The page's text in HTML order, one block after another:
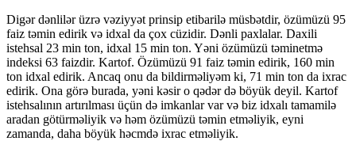
Digər dənlilər üzrə vəziyyət prinsip etibarilə müsbətdir, özümüzü 95
faiz təmin edirik və idxal da çox cüzidir. Dənli paxlalar. Daxili
istehsal 23 min ton, idxal 15 min ton. Yəni özümüzü təminetmə
indeksi 63 faizdir. Kartof. Özümüzü 91 faiz təmin edirik, 160 min
ton idxal edirik. Ancaq onu da bildirməliyəm ki, 71 min ton da ixrac
edirik. Ona görə burada, yəni kəsir o qədər də böyük deyil. Kartof
istehsalının artırılması üçün də imkanlar var və biz idxalı tamamilə
aradan götürməliyik və həm özümüzü təmin etməliyik, eyni
zamanda, daha böyük həcmdə ixrac etməliyik.